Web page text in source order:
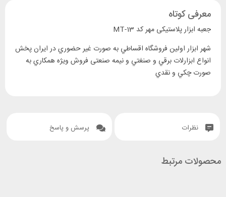
معرفی کوتاه
جعبه ابزار پلاستیکی مهر کد MT-13
‎شهر ابزار اولين فروشگاه اقساطي به صورت غير حضوري در ايران پخش
انواع ابزارلات برقي و صنغتي و نيمه صنعتی فروش ويژه همکاري به
صورت چکي و نقدي
نظرات پرسش و پاسخ
محصولات مرتبط